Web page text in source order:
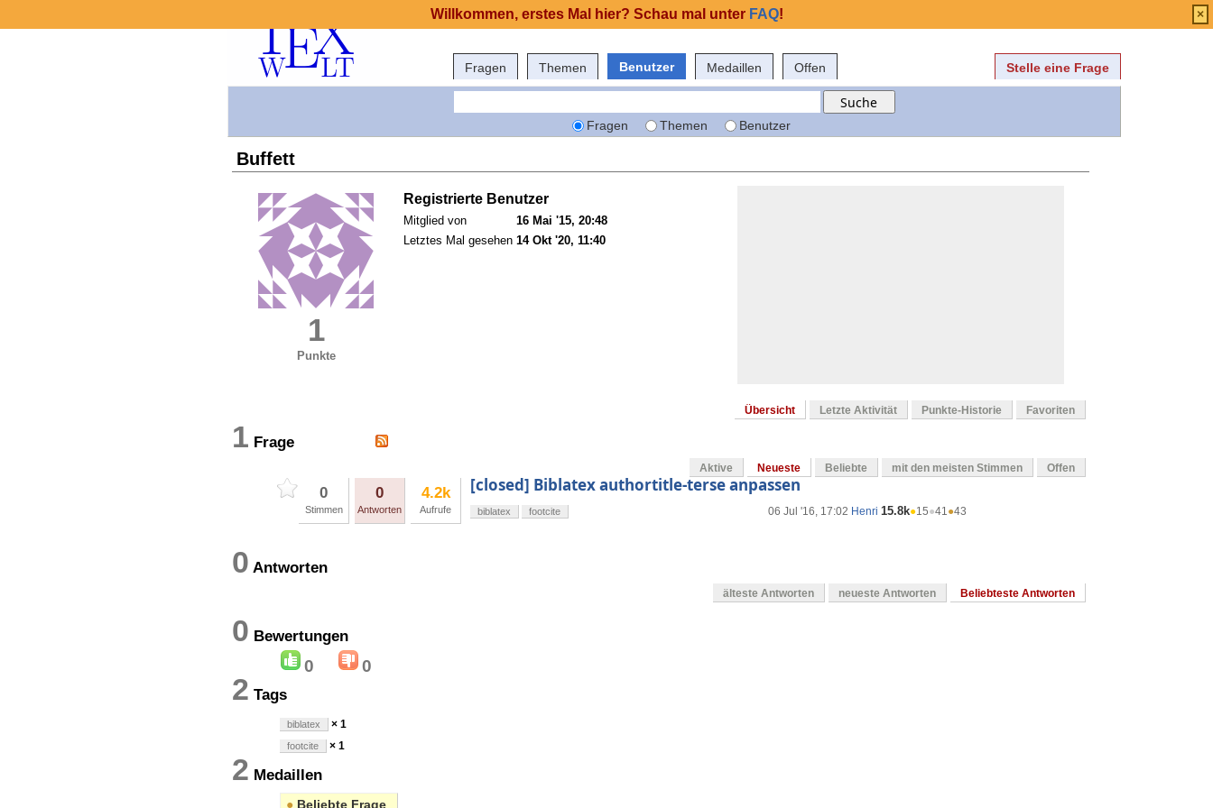
Fragen Themen Benutzer Medaillen Offen Stelle eine Frage
Fragen Themen Benutzer
Buffett
1
Punkte
Registrierte Benutzer
Mitglied von
16 Mai '15, 20:48
Letztes Mal gesehen 14 Okt '20, 11:40
Übersicht Letzte Aktivität Punkte-Historie Favoriten
1 Frage
Aktive Neueste Beliebte mit den meisten Stimmen Offen
0
Stimmen
0
Antworten
4.2k
Aufrufe
[closed] Biblatex authortitle-terse anpassen
06 Jul '16, 17:02 Henri 15.8k●15●41●43
biblatex footcite
0 Antworten
älteste Antworten neueste Antworten Beliebteste Antworten
0 Bewertungen
0 0
2 Tags
biblatex × 1
footcite × 1
2 Medaillen
● Beliebte Frage
Willkommen, erstes Mal hier? Schau mal unter FAQ! ×